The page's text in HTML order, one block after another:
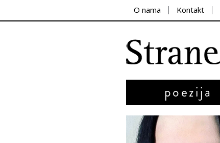
O nama Kontakt
poezija